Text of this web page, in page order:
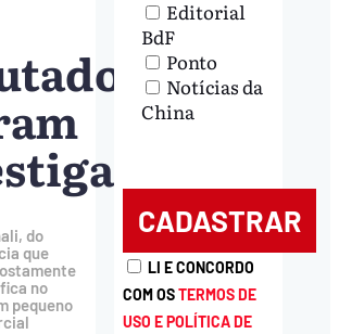
do
que
no
pequeno
Editorial
BdF
Ponto
Notícias da
China
LI E CONCORDO
COM OSTERMOS DE
USO E POLÍTICA DE